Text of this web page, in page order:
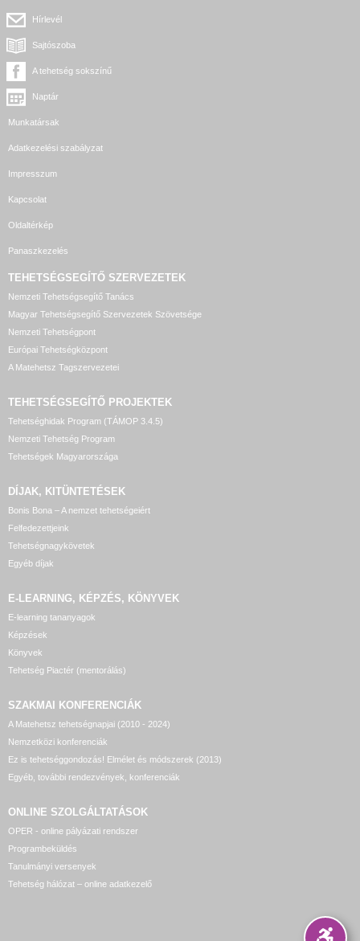
Hírlevél
Sajtószoba
A tehetség sokszínű
Naptár
Munkatársak
Adatkezelési szabályzat
Impresszum
Kapcsolat
Oldaltérkép
Panaszkezelés
TEHETSÉGSEGÍTŐ SZERVEZETEK
Nemzeti Tehetségsegítő Tanács
Magyar Tehetségsegítő Szervezetek Szövetsége
Nemzeti Tehetségpont
Európai Tehetségközpont
A Matehetsz Tagszervezetei
TEHETSÉGSEGÍTŐ PROJEKTEK
Tehetséghidak Program (TÁMOP 3.4.5)
Nemzeti Tehetség Program
Tehetségek Magyarországa
DÍJAK, KITÜNTETÉSEK
Bonis Bona – A nemzet tehetségeiért
Felfedezettjeink
Tehetségnagykövetek
Egyéb díjak
E-LEARNING, KÉPZÉS, KÖNYVEK
E-learning tananyagok
Képzések
Könyvek
Tehetség Piactér (mentorálás)
SZAKMAI KONFERENCIÁK
A Matehetsz tehetségnapjai (2010 - 2024)
Nemzetközi konferenciák
Ez is tehetséggondozás! Elmélet és módszerek (2013)
Egyéb, további rendezvények, konferenciák
ONLINE SZOLGÁLTATÁSOK
OPER - online pályázati rendszer
Programbeküldés
Tanulmányi versenyek
Tehetség hálózat – online adatkezelő